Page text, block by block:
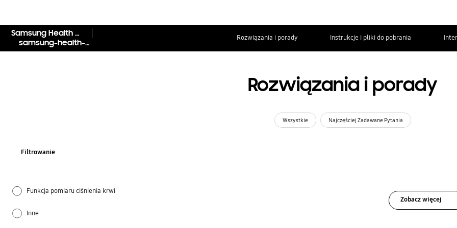
Samsung Health Monitor
samsung-health-monitor
Rozwiązania i porady Instrukcje i pliki do pobrania
Rozwiązania i porady
Wszystkie Najczęściej Zadawane Pytania
Filtrowanie
Funkcja pomiaru ciśnienia krwi
Inne
Zobacz więcej